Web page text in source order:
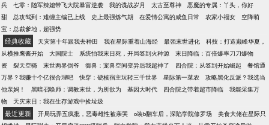
兵
七零：随军辣媳带飞大院暴富逆袭 我的谍战岁月 太古至尊神
恶魔的专属：丫头，你好
甜
总攻驾到：难缠主编已上线 史上最强炼气期 在爱情公寓的咸鱼日常 农家小福女
空降萌
宝：总裁爹地，超强势
经典收藏 天灾第十年跟我去种田 我在星际重着山海经 最强末世进化
科技：打造巅峰华夏，
从横推鹰酱开始
大国院士 系统怕我末日死，开局签到火种源
末日降临：百倍爆率刀刀爆物
资
裂天空骑 末世两界倒爷 御兽：宠兽空间变异后我超神了 四合院：从签到开始崛起
餐馆通
万界？我赚十个亿很合理吧
快穿：硬核宿主玩转三千世界 星际第一菜农
攻略黑化反派？我选当
他亲妈！
黑暗召唤师：调教末世，为所欲为 基因大时代 四合院之带着超市降临
我能采集万
物
天灾末日：我在生存游戏中捡垃圾
最近更新 开局玩弄五疯批，恶毒雌性被亲哭 o装b翻车后，深陷学院修罗场
美食大佬在星际只